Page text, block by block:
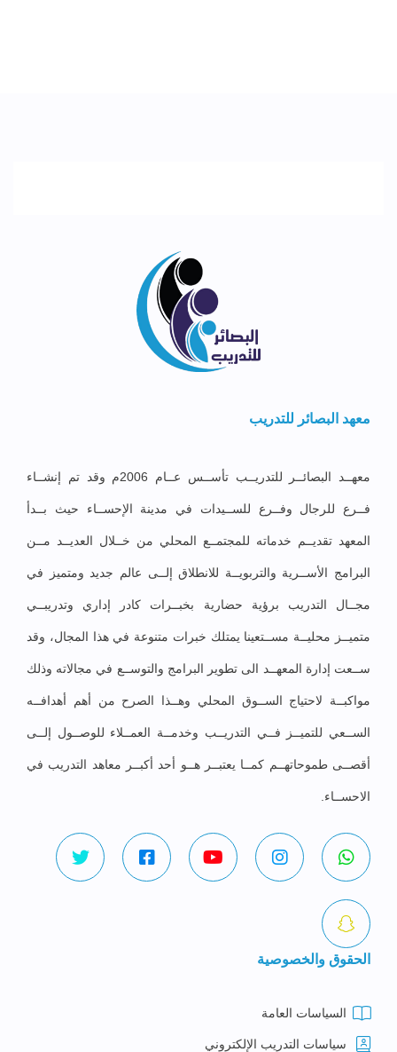
معهد البصائر للتدريب
معهــد البصائــر للتدريــب تأســس عــام 2006م وقد تم إنشــاء
فــرع للرجال وفــرع للســيدات في مدينة الإحســاء حيث بــدأ
المعهد تقديــم خدماته للمجتمــع المحلي من خــلال العديــد مــن
البرامج الأســرية والتربويــة للانطلاق إلــى عالم جديد ومتميز في
مجــال التدريب برؤية حضارية بخبــرات كادر إداري وتدريبــي
متميــز محليــة مســتعينا يمتلك خبرات متنوعة في هذا المجال، وقد
ســعت إدارة المعهــد الى تطوير البرامج والتوســع في مجالاته وذلك
مواكبــة لاحتياج الســوق المحلي وهــذا الصرح من أهم أهدافــه
الســعي للتميــز فــي التدريــب وخدمــة العمــلاء للوصــول إلــى
أقصــى طموحاتهــم كمــا يعتبــر هــو أحد أكبــر معاهد التدريب في
الاحســاء.
الحقوق والخصوصية
السياسات العامة
سياسات التدريب الإلكتروني